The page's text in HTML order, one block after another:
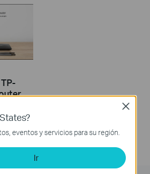
eventos y servicios para su región.
Ir
Close